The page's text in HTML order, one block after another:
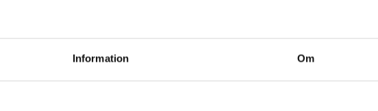
Information Om